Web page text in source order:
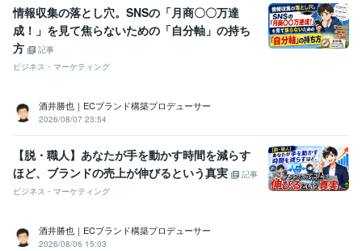
情報収集の落とし穴。SNSの「月商〇〇万達
成！」を見て焦らないための「自分軸」の持ち
方
記事
ビジネス・マーケティング
酒井勝也｜ECブランド構築プロデューサー
2026/08/07 23:54
【脱・職人】あなたが手を動かす時間を減らす
ほど、ブランドの売上が伸びるという真実
記事
ビジネス・マーケティング
酒井勝也｜ECブランド構築プロデューサー
2026/08/06 15:03